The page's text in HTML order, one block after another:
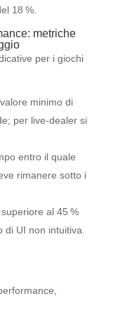
18 %.
metriche
per i giochi
minimo di
per live‑dealer si
entro il quale
rimanere sotto i
al 45 %
UI non intuitiva.